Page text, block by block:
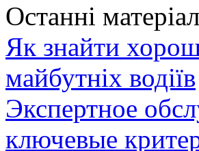
Останні
Як знайти
майбутніх водіїв
Экспертное
ключевые